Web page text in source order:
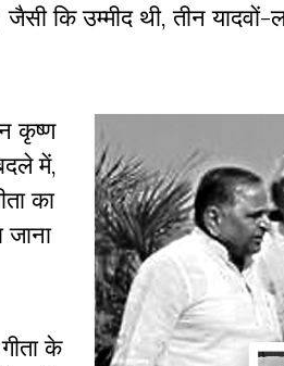
कि उम्मीद थी, तीन
कृष्ण
में,
का
के